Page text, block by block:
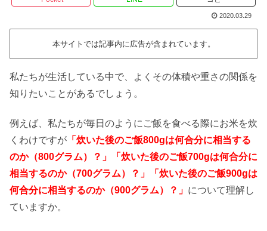
2020.03.29
本サイトでは記事内に広告が含まれています。
私たちが生活している中で、よくその体積や重さの関係を
知りたいことがあるでしょう。
例えば、私たちが毎日のようにご飯を食べる際にお米を炊
くわけですが 「炊いた後のご飯800gは何合分に相当する
のか（800グラム）？」「炊いた後のご飯700gは何合分に
相当するのか（700グラム）？」「炊いた後のご飯900gは
何合分に相当するのか（900グラム）？」 について理解し
ていますか。